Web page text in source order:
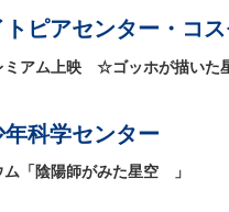
ピアセンター・コ
ミアム上映 ☆ゴッホが描いた
科学センター
ム「陰陽師がみた星空 」